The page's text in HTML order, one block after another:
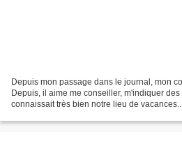
Depuis mon passage dans le journal, mon
Depuis, il aime me conseiller, m'indiquer
connaissait très bien notre lieu de